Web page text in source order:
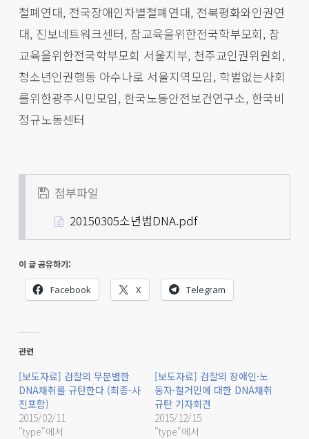
철폐연대, 전국장애인차별철폐연대, 전북평화와인권연
대, 진보네트워크센터, 참교육을위한전국학부모회, 참
교육을위한전국학부모회 서울지부, 천주교인권위원회,
청소년인권행동 아수나로 서울지역모임, 학벌없는사회
를위한광주시민모임, 한국노동안전보건연구소, 한국비
정규노동센터
첨부파일
20150305소년범DNA.pdf
이 글 공유하기:
Facebook X Telegram
관련
[보도자료] 검찰의 무분별한
DNA채취를 규탄한다 (최종-사
진포함)
2015/02/11
"type"에서
[보도자료] 검찰의 장애인·노
동자·철거민에 대한 DNA채취
규탄 기자회견
2015/12/15
"type"에서